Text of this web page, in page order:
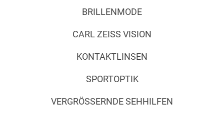
BRILLENMODE
CARL ZEISS VISION
KONTAKTLINSEN
SPORTOPTIK
VERGRÖSSERNDE SEHHILFEN